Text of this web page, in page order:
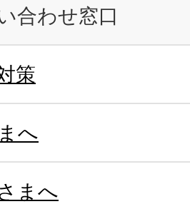
合わせ窓口
策
へ
まへ